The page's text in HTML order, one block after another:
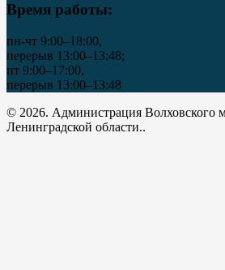
Время работы:
пн-чт 9:00–18:00,
перерыв 13:00–13:48;
пт 9:00–17:00,
перерыв 13:00–13:48
© 2026. Администрация Волховского
Ленинградской области..